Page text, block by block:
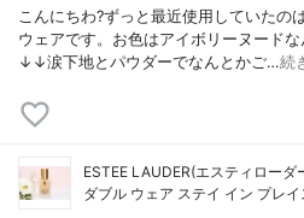
こんにちわ?ずっと最近使用していたの
ウェアです。お色はアイボリーヌード
↓↓涙下地とパウダーでなんとかご…続
ESTEE LAUDER(エスティローダ
ダブル ウェア ステイ イン プレ